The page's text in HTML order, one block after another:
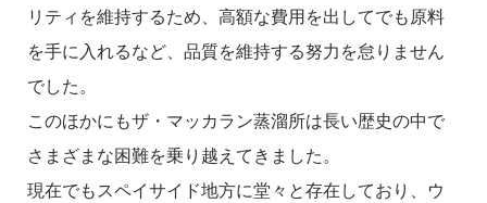
リティを維持するため、高額な費用を出してでも原料
を手に入れるなど、品質を維持する努力を怠りません
でした。
このほかにもザ・マッカラン蒸溜所は長い歴史の中で
さまざまな困難を乗り越えてきました。
現在でもスペイサイド地方に堂々と存在しており、ウ